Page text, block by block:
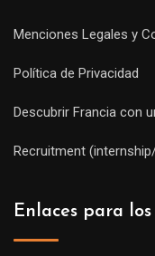
Menciones Legales y
Política de Privacidad
Descubrir Francia con
Recruitment
Enlaces para